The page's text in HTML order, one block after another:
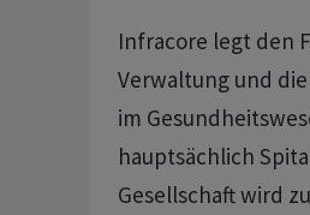
Infracore legt den
Verwaltung und
im
hauptsächlich
Gesellschaft wird